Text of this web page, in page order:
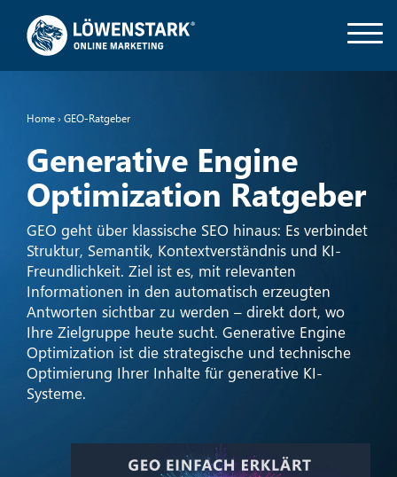
Home› GEO-Ratgeber
Generative Engine
Optimization Ratgeber
GEO geht über klassische SEO hinaus: Es verbindet
Struktur, Semantik, Kontextverständnis und KI-
Freundlichkeit. Ziel ist es, mit relevanten
Informationen in den automatisch erzeugten
Antworten sichtbar zu werden – direkt dort, wo
Ihre Zielgruppe heute sucht. Generative Engine
Optimization ist die strategische und technische
Optimierung Ihrer Inhalte für generative KI-
Systeme.